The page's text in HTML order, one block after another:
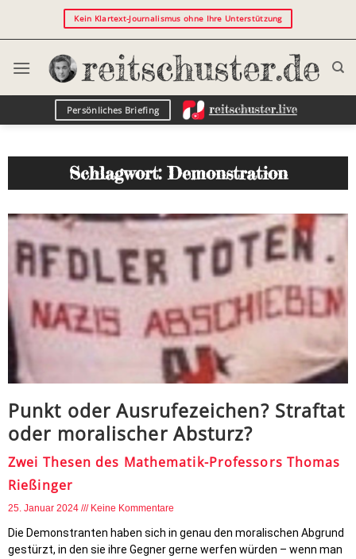
Kein Klartext-Journalismus ohne Ihre Unterstützung
Persönliches Briefing
Schlagwort: Demonstration
Punkt oder Ausrufezeichen? Straftat
oder moralischer Absturz?
Zwei Thesen des Mathematik-Professors Thomas
Rießinger
25. Januar 2024 Keine Kommentare
Die Demonstranten haben sich in genau den moralischen Abgrund
gestürzt, in den sie ihre Gegner gerne werfen würden – wenn man